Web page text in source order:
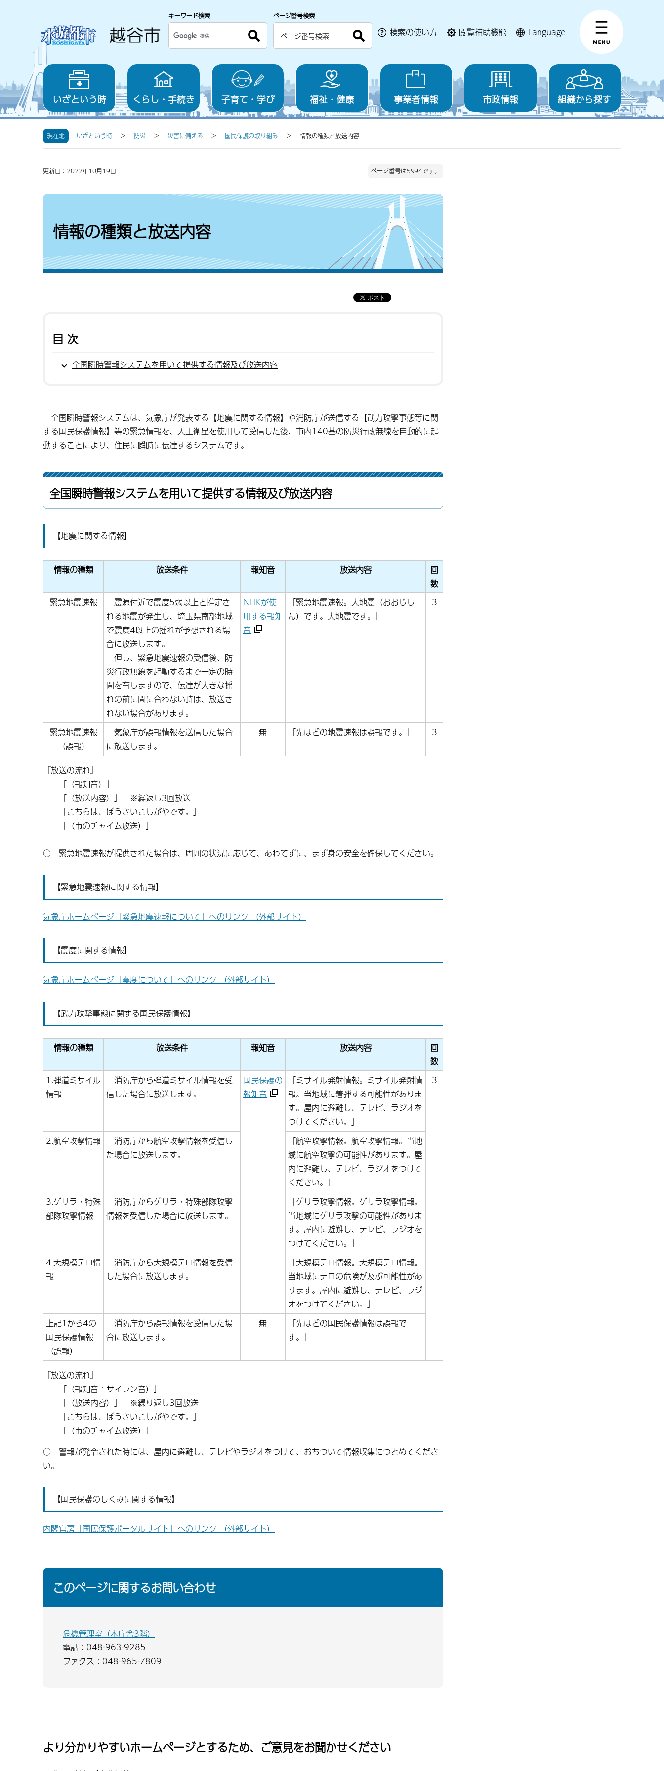
キーワード検索 ページ番号検索
検索の使い方 閲覧補助機能 Language
いざという時 くらし・手続き 子育て・学び 福祉・健康 事業者情報 市政情報 組織から探す
現在地 いざという時 防災 災害に備える 国民保護の取り組み 情報の種類と放送内容
更新日：2022年10月19日 ページ番号は5994です。
情報の種類と放送内容
目次
全国瞬時警報システムを用いて提供する情報及び放送内容
全国瞬時警報システムは、気象庁が発表する【地震に関する情報】や消防庁が送信する【武力攻撃事態等に関
する国民保護情報】等の緊急情報を、人工衛星を使用して受信した後、市内140基の防災行政無線を自動的に起
動することにより、住民に瞬時に伝達するシステムです。
全国瞬時警報システムを用いて提供する情報及び放送内容
【地震に関する情報】
情報の種類 放送条件 報知音 放送内容
回
数
緊急地震速報
震源付近で震度5弱以上と推定さ
れる地震が発生し、埼玉県南部地域
で震度4以上の揺れが予想される場
合に放送します。
但し、緊急地震速報の受信後、防
災行政無線を起動するまで一定の時
間を有しますので、伝達が大きな揺
れの前に間に合わない時は、放送さ
れない場合があります。
NHKが使
用する報知
音
「緊急地震速報。大地震（おおじし
ん）です。大地震です。」
3
緊急地震速報
（誤報）
気象庁が誤報情報を送信した場合
に放送します。
無 「先ほどの地震速報は誤報です。」 3
『放送の流れ』
「（報知音）」
「（放送内容）」 ※繰返し3回放送
「こちらは、ぼうさいこしがやです。」
「（市のチャイム放送）」
○ 緊急地震速報が提供された場合は、周囲の状況に応じて、あわてずに、まず身の安全を確保してください。
【緊急地震速報に関する情報】
気象庁ホームページ「緊急地震速報について」へのリンク （外部サイト）
【震度に関する情報】
気象庁ホームページ「震度について」へのリンク （外部サイト）
【武力攻撃事態に関する国民保護情報】
情報の種類 放送条件 報知音 放送内容
回
数
1.弾道ミサイル
情報
消防庁から弾道ミサイル情報を受
信した場合に放送します。
国民保護の
報知音
「ミサイル発射情報。ミサイル発射情
報。当地域に着弾する可能性がありま
す。屋内に避難し、テレビ、ラジオを
つけてください。」
3
2.航空攻撃情報
消防庁から航空攻撃情報を受信し
た場合に放送します。
「航空攻撃情報。航空攻撃情報。当地
域に航空攻撃の可能性があります。屋
内に避難し、テレビ、ラジオをつけて
ください。」
3.ゲリラ・特殊
部隊攻撃情報
消防庁からゲリラ・特殊部隊攻撃
情報を受信した場合に放送します。
「ゲリラ攻撃情報。ゲリラ攻撃情報。
当地域にゲリラ攻撃の可能性がありま
す。屋内に避難し、テレビ、ラジオを
つけてください。」
4.大規模テロ情
報
消防庁から大規模テロ情報を受信
した場合に放送します。
「大規模テロ情報。大規模テロ情報。
当地域にテロの危険が及ぶ可能性があ
ります。屋内に避難し、テレビ、ラジ
オをつけてください。」
上記1から4の
国民保護情報
（誤報）
消防庁から誤報情報を受信した場
合に放送します。
無
「先ほどの国民保護情報は誤報で
す。」
『放送の流れ』
「（報知音：サイレン音）」
「（放送内容）」 ※繰り返し3回放送
「こちらは、ぼうさいこしがやです。」
「（市のチャイム放送）」
○ 警報が発令された時には、屋内に避難し、テレビやラジオをつけて、おちついて情報収集につとめてくださ
い。
【国民保護のしくみに関する情報】
内閣官房「国民保護ポータルサイト」へのリンク （外部サイト）
このページに関するお問い合わせ
危機管理室（本庁舎3階）
電話：048-963-9285
ファクス：048-965-7809
より分かりやすいホームページとするため、ご意見をお聞かせください